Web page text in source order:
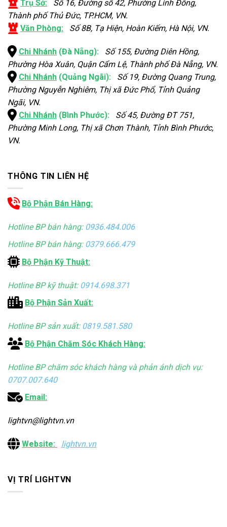
Trụ Sở: Số 16, Đường số 42, Phường Linh Đông,
Thành phố Thủ Đức, TP.HCM, VN.
Văn Phòng: Số 8B, Tạ Hiện, Hoàn Kiếm, Hà Nội, VN.
Chi Nhánh (Đà Nẵng): Số 155, Đường Diên Hồng,
Phường Hòa Xuân, Quận Cẩm Lệ, Thành phố Đà Nẵng, VN.
Chi Nhánh (Quảng Ngãi): Số 19, Đường Quang Trung,
Phường Nguyễn Nghiêm, Thị xã Đức Phổ, Tỉnh Quảng
Ngãi, VN.
Chi Nhánh (Bình Phước): Số 45, Đường ĐT 751,
Phường Minh Long, Thị xã Chơn Thành, Tỉnh Bình Phước,
VN.
THÔNG TIN LIÊN HỆ
Bộ Phận Bán Hàng:
Hotline BP bán hàng: 0936.484.006
Hotline BP bán hàng: 0379.666.479
Bộ Phận Kỹ Thuật:
Hotline BP kỹ thuật: 0914.698.371
Bộ Phận Sản Xuất:
Hotline BP sản xuất: 0819.581.580
Bộ Phận Chăm Sóc Khách Hàng:
Hotline BP chăm sóc khách hàng và phản ánh dịch vụ:
0707.007.640
Email:
lightvn@lightvn.vn
Website: lightvn.vn
VỊ TRÍ LIGHTVN